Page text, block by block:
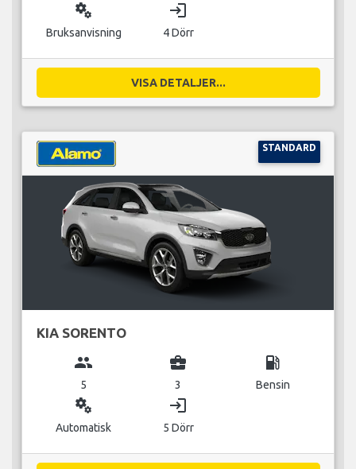
miscellaneous_services
Bruksanvisning
login
4 Dörr
VISA DETALJER...
STANDARD
KIA SORENTO
group
5
business_center
3
local_gas_station
Bensin
miscellaneous_services
Automatisk
login
5 Dörr